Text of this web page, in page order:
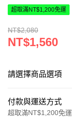
超取滿NT$1,200免運
NT$2,080
NT$1,560
請選擇商品選項
付款與運送方式
超取滿NT$1,200免運